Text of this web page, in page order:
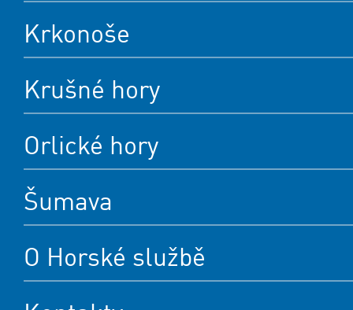
Krkonoše
Krušné hory
Orlické hory
Šumava
O Horské službě